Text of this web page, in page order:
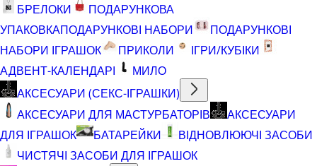
БРЕЛОКИ
ПОДАРУНКОВА
УПАКОВКАПОДАРУНКОВІ НАБОРИ
ПОДАРУНКОВІ
НАБОРИ ІГРАШОК
ПРИКОЛИ
ІГРИ/КУБІКИ
АДВЕНТ-КАЛЕНДАРІ
МИЛО
АКСЕСУАРИ (СЕКС-ІГРАШКИ)
АКСЕСУАРИ ДЛЯ МАСТУРБАТОРІВ
АКСЕСУАРИ
ДЛЯ ІГРАШОК
БАТАРЕЙКИ
ВІДНОВЛЮЮЧІ ЗАСОБИ
ЧИСТЯЧІ ЗАСОБИ ДЛЯ ІГРАШОК